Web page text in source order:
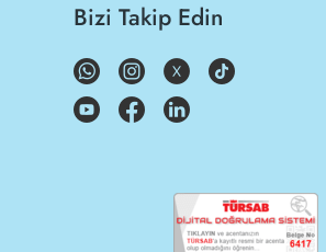
Bizi Takip Edin